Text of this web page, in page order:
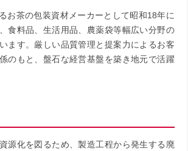
お茶の包装資材メーカーとして昭和18年に
食料品、生活用品、農薬袋等幅広い分野の
ます。厳しい品質管理と提案力によるお客
のもと、盤石な経営基盤を築き地元で活躍
源化を図るため、製造工程から発生する廃